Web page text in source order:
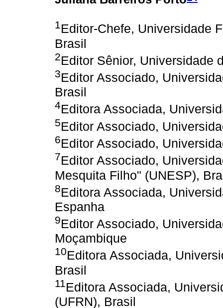
1Editor-Chefe, Universidade
Brasil
2Editor Sênior, Universidade
3Editor Associado,
Brasil
4Editora Associada,
5Editor Associado,
6Editor Associado,
7Editor Associado,
Mesquita Filho" (UNESP),
8Editora Associada,
Espanha
9Editor Associado,
Moçambique
10Editora Associada,
Brasil
11Editora Associada,
(UFRN), Brasil